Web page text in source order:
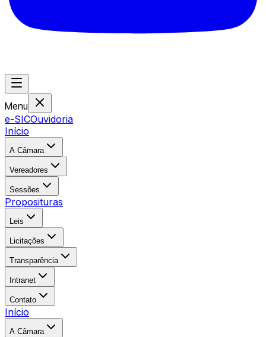
Menu
e-SICOuvidoria
Início
A Câmara
Vereadores
Sessões
Proposituras
Leis
Licitações
Transparência
Intranet
Contato
Início
A Câmara